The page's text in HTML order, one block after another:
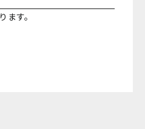
ます。